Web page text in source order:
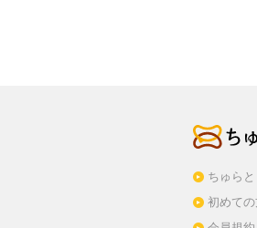
ちゅら
初めて